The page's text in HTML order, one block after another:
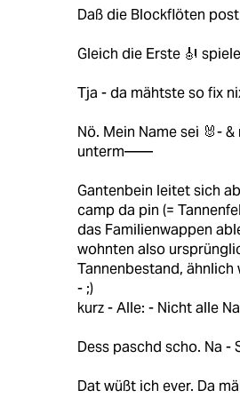
Daß die Blockflöten
Gleich die Erste 🎻
Tja - da mähtste so fix
Nö. Mein Name sei 🐰-
unterm——
Gantenbein leitet sich
camp da pin (=
das Familienwappen
wohnten also
Tannenbestand, ähnlich
- ;)
kurz - Alle: - Nicht alle
Dess paschd scho. Na -
Dat wüßt ich ever. Da